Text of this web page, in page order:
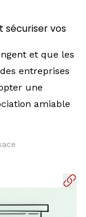
sécuriser vos
et que les
entreprises
une
amiable